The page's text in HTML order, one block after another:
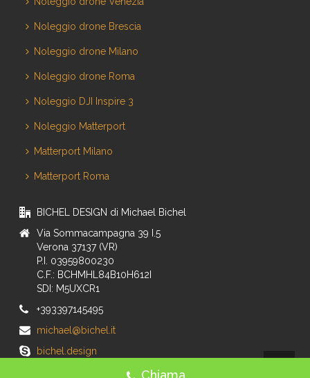
Noleggio drone Brescia
Noleggio drone Milano
Noleggio drone Roma
Noleggio DJI Inspire 3
Noleggio Matterport
Matterport Milano
Matterport Roma
BICHEL DESIGN di Michael Bichel
Via Sommacampagna 39 I.5
Verona 37137 (VR)
P.I. 03959800230
C.F.: BCHMHL84B10H612I
SDI: M5UXCR1
+393397145495
michael@bichel.it
bichel.design
Chiama